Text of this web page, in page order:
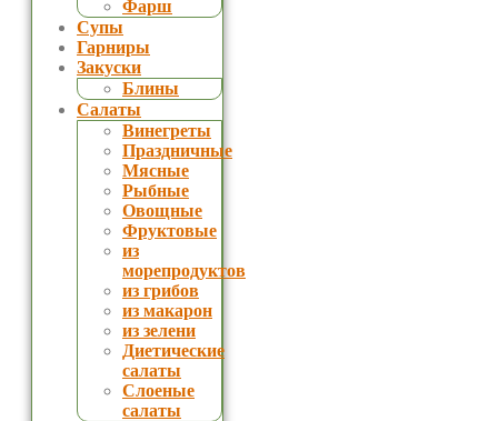
Фарш
Супы
Гарниры
Закуски
Блины
Салаты
Винегреты
Праздничные
Мясные
Рыбные
Овощные
Фруктовые
из
морепродуктов
из грибов
из макарон
из зелени
Диетические
салаты
Слоеные
салаты